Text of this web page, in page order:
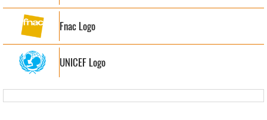
Fnac Logo
UNICEF Logo